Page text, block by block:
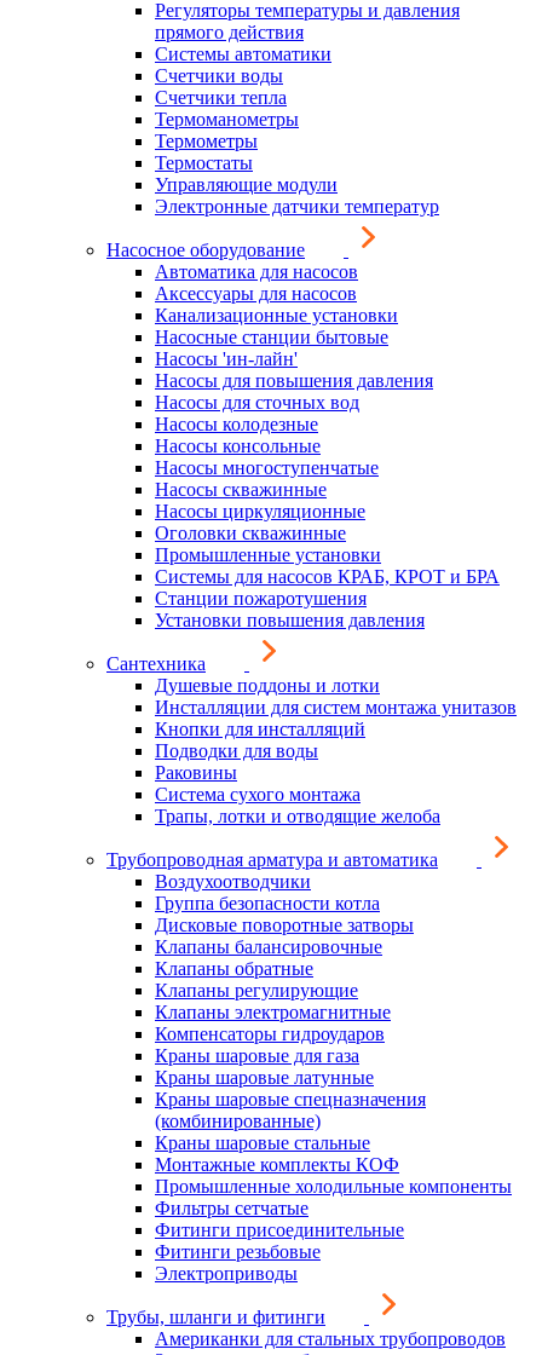
Регуляторы температуры и давления
прямого действия
Системы автоматики
Счетчики воды
Счетчики тепла
Термоманометры
Термометры
Термостаты
Управляющие модули
Электронные датчики температур
Насосное оборудование
Автоматика для насосов
Аксессуары для насосов
Канализационные установки
Насосные станции бытовые
Насосы 'ин-лайн'
Насосы для повышения давления
Насосы для сточных вод
Насосы колодезные
Насосы консольные
Насосы многоступенчатые
Насосы скважинные
Насосы циркуляционные
Оголовки скважинные
Промышленные установки
Системы для насосов КРАБ, КРОТ и БРА
Станции пожаротушения
Установки повышения давления
Сантехника
Душевые поддоны и лотки
Инсталляции для систем монтажа унитазов
Кнопки для инсталляций
Подводки для воды
Раковины
Система сухого монтажа
Трапы, лотки и отводящие желоба
Трубопроводная арматура и автоматика
Воздухоотводчики
Группа безопасности котла
Дисковые поворотные затворы
Клапаны балансировочные
Клапаны обратные
Клапаны регулирующие
Клапаны электромагнитные
Компенсаторы гидроударов
Краны шаровые для газа
Краны шаровые латунные
Краны шаровые спецназначения
(комбинированные)
Краны шаровые стальные
Монтажные комплекты КОФ
Промышленные холодильные компоненты
Фильтры сетчатые
Фитинги присоединительные
Фитинги резьбовые
Электроприводы
Трубы, шланги и фитинги
Американки для стальных трубопроводов